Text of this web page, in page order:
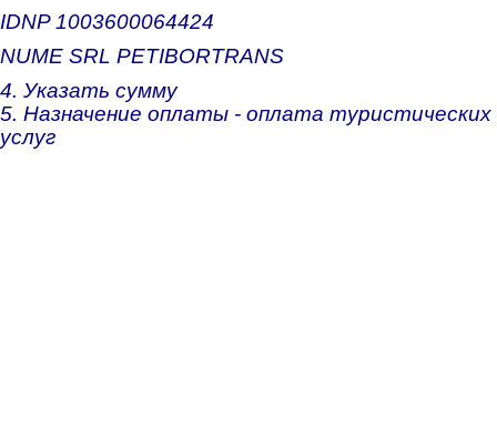
IDNP 1003600064424
NUME SRL PETIBORTRANS
4. Указать сумму
5. Назначение оплаты - оплата туристических
услуг